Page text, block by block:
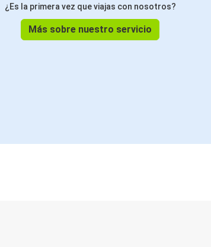
¿Es la primera vez que viajas con nosotros?
Más sobre nuestro servicio